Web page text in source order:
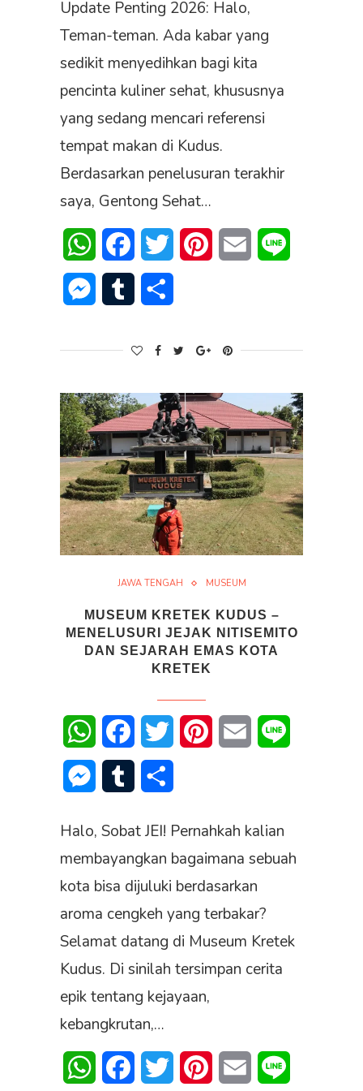
Update Penting 2026: Halo,
Teman-teman. Ada kabar yang
sedikit menyedihkan bagi kita
pencinta kuliner sehat, khususnya
yang sedang mencari referensi
tempat makan di Kudus.
Berdasarkan penelusuran terakhir
saya, Gentong Sehat…
WhatsAppFacebookTwitter PinterestEmail
Messenger
Tumblr
JAWA TENGAH MUSEUM
MUSEUM KRETEK KUDUS –
MENELUSURI JEJAK NITISEMITO
DAN SEJARAH EMAS KOTA
KRETEK
WhatsAppFacebookTwitter PinterestEmail
Messenger
Tumblr
Halo, Sobat JEI! Pernahkah kalian
membayangkan bagaimana sebuah
kota bisa dijuluki berdasarkan
aroma cengkeh yang terbakar?
Selamat datang di Museum Kretek
Kudus. Di sinilah tersimpan cerita
epik tentang kejayaan,
kebangkrutan,…
WhatsAppFacebookTwitter PinterestEmail